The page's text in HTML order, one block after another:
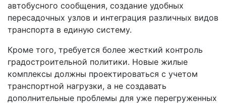
автобусного сообщения, создание удобных
пересадочных узлов и интеграция различных видов
транспорта в единую систему.
Кроме того, требуется более жесткий контроль
градостроительной политики. Новые жилые
комплексы должны проектироваться с учетом
транспортной нагрузки, а не создавать
дополнительные проблемы для уже перегруженных